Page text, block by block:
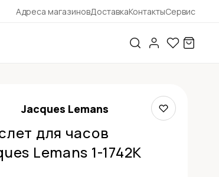
Адреса магазиновДоставкаКонтактыСервис
Jacques Lemans
для часов
Lemans 1-1742K